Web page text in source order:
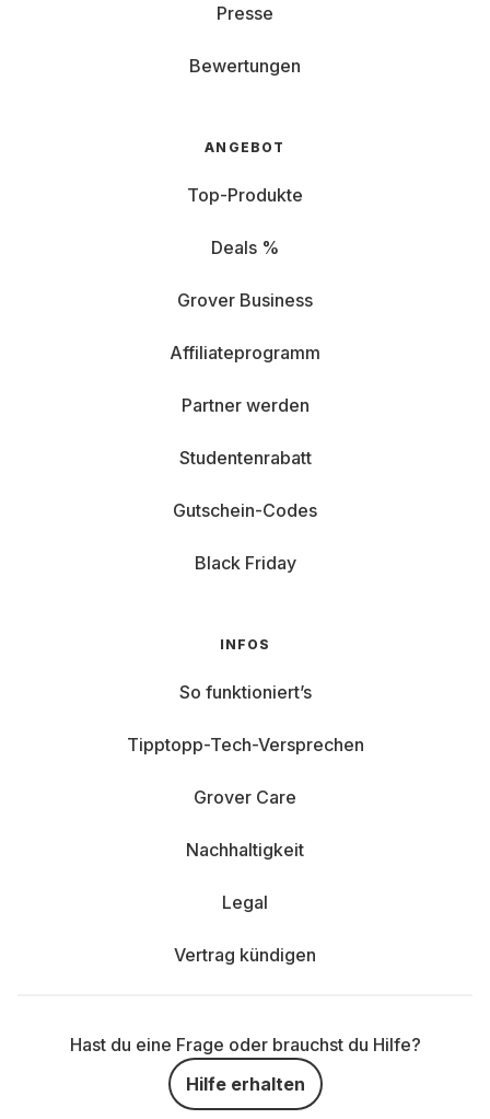
Presse
Bewertungen
ANGEBOT
Top-Produkte
Deals %
Grover Business
Affiliateprogramm
Partner werden
Studentenrabatt
Gutschein-Codes
Black Friday
INFOS
So funktioniert’s
Tipptopp-Tech-Versprechen
Grover Care
Nachhaltigkeit
Legal
Vertrag kündigen
Hast du eine Frage oder brauchst du Hilfe?
Hilfe erhalten